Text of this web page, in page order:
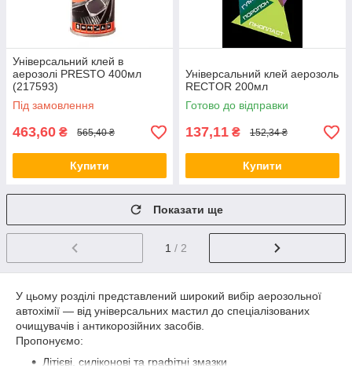
Універсальний клей в
аерозолі PRESTO 400мл
(217593)
Під замовлення
463,60 ₴ 565,40 ₴
Купити
Універсальний клей аерозоль
RECTOR 200мл
Готово до відправки
137,11 ₴ 152,34 ₴
Купити
Показати ще
1 / 2
У цьому розділі представлений широкий вибір аерозольної
автохімії — від універсальних мастил до спеціалізованих
очищувачів і антикорозійних засобів.
Пропонуємо:
Літієві, силіконові та графітні змазки